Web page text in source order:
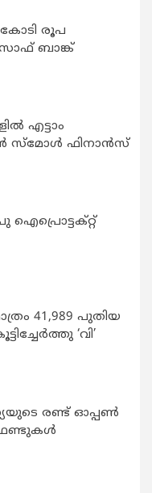
കോടി രൂപ
ബാങ്ക്
എട്ടാം
സ്മോൾ ഫിനാൻസ്
41,989 പുതിയ
‘വി’
രണ്ട് ഓപ്പണ്‍